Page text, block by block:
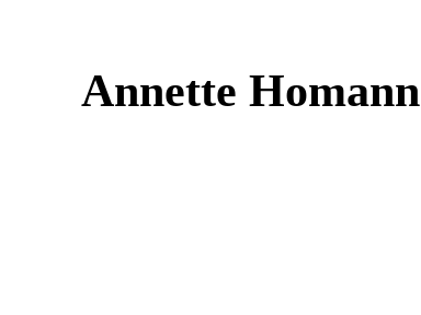
Annette Homann